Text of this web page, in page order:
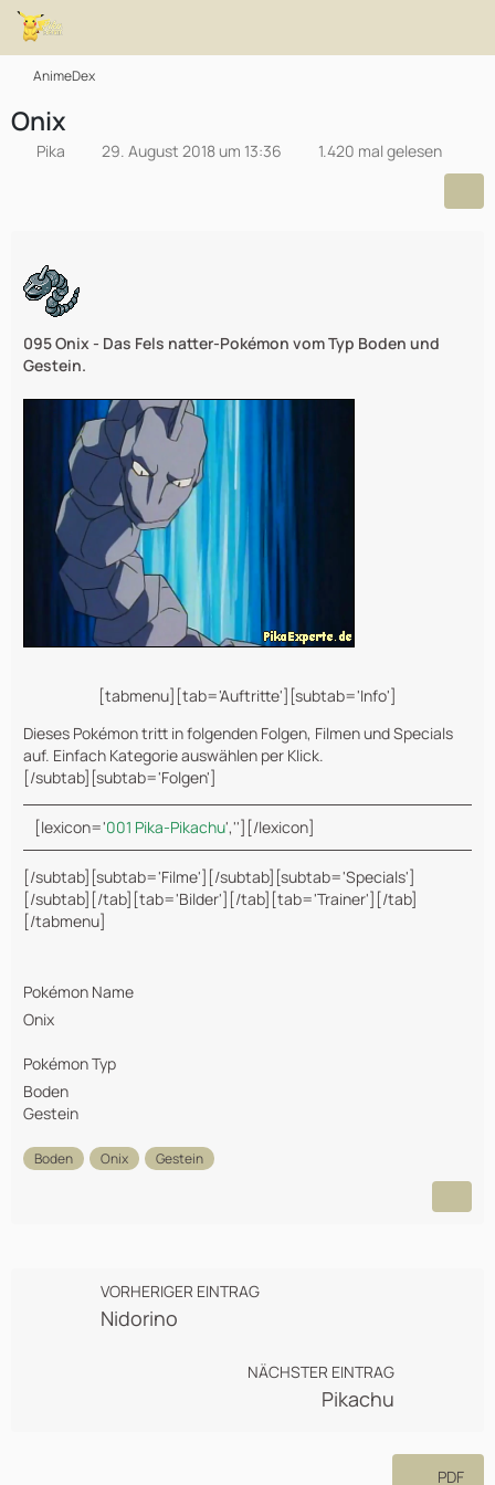
AnimeDex
Onix
Pika 29. August 2018 um 13:36 1.420 mal gelesen
095 Onix - Das Fels natter-Pokémon vom Typ Boden und
Gestein.
[tabmenu][tab='Auftritte'][subtab='Info']
Dieses Pokémon tritt in folgenden Folgen, Filmen und Specials
auf. Einfach Kategorie auswählen per Klick.
[/subtab][subtab='Folgen']
[lexicon='001 Pika-Pikachu',''][/lexicon]
[/subtab][subtab='Filme'][/subtab][subtab='Specials']
[/subtab][/tab][tab='Bilder'][/tab][tab='Trainer'][/tab]
[/tabmenu]
Pokémon Name
Onix
Pokémon Typ
Boden
Gestein
Boden Onix Gestein
VORHERIGER EINTRAG
Nidorino
NÄCHSTER EINTRAG
Pikachu
PDF